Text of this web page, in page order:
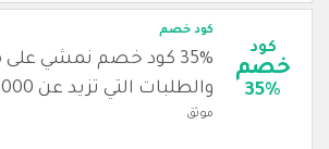
كود
خصم
35%
كود خصم
35% كود خصم نمشي
والطلبات التي تزيد عن 1000 ريال
موثق